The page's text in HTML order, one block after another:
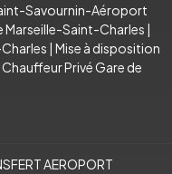
Savournin-Aéroport
Marseille-Saint-Charles |
| Mise à disposition
Chauffeur Privé Gare de
AEROPORT